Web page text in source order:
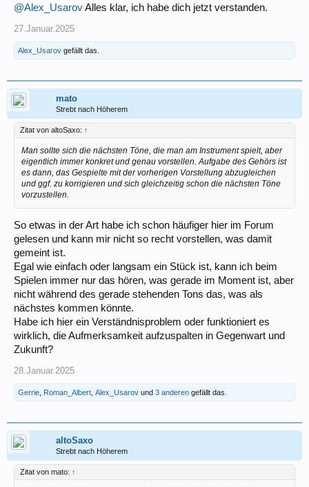
@Alex_UsarovAlles klar, ich habe dich jetzt verstanden.
27.Januar.2025
Alex_Usarov gefällt das.
mato
Strebt nach Höherem
Zitat von altoSaxo: ↑
Man sollte sich die nächsten Töne, die man am Instrument spielt, aber
eigentlich immer konkret und genau vorstellen. Aufgabe des Gehörs ist
es dann, das Gespielte mit der vorherigen Vorstellung abzugleichen
und ggf. zu korrigieren und sich gleichzeitig schon die nächsten Töne
vorzustellen.
So etwas in der Art habe ich schon häufiger hier im Forum
gelesen und kann mir nicht so recht vorstellen, was damit
gemeint ist.
Egal wie einfach oder langsam ein Stück ist, kann ich beim
Spielen immer nur das hören, was gerade im Moment ist, aber
nicht während des gerade stehenden Tons das, was als
nächstes kommen könnte.
Habe ich hier ein Verständnisproblem oder funktioniert es
wirklich, die Aufmerksamkeit aufzuspalten in Gegenwart und
Zukunft?
28.Januar.2025
Gerrie Roman_Albert Alex_Usarov und 3 anderen gefällt das.
altoSaxo
Strebt nach Höherem
Zitat von mato: ↑